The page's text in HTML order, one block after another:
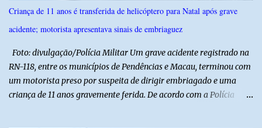
celebrar suas raízes. ​O sucesso desta edição reforça o compromisso
da administração da Prefeita Dra. Raquel com o resgate e a
valorização das tradições, unindo grandes atrações musicais e
Criança de 11 anos é transferida de helicóptero para Natal após grave
acidente; motorista apresentava sinais de embriaguez
Foto: divulgação/Polícia Militar Um grave acidente registrado na
RN-118, entre os municípios de Pendências e Macau, terminou com
um motorista preso por suspeita de dirigir embriagado e uma
criança de 11 anos gravemente ferida. De acordo com a Polícia